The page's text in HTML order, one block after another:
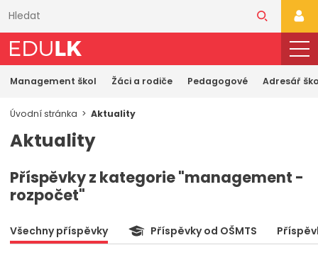
obsahu
Management škol Žáci a rodiče Pedagogové Adresář
Úvodní stránka Aktuality
Aktuality
Příspěvky z kategorie "management -
rozpočet"
Všechny příspěvky Příspěvky od OŠMTS